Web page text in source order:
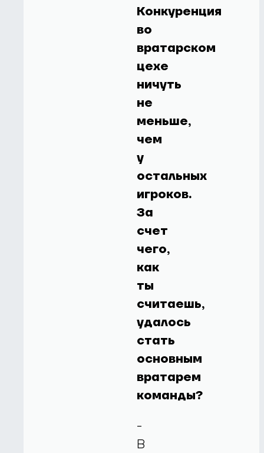
Конкуренция
во
вратарском
цехе
ничуть
не
меньше,
чем
у
остальных
игроков.
За
счет
чего,
как
ты
считаешь,
удалось
стать
основным
вратарем
команды?
-
В